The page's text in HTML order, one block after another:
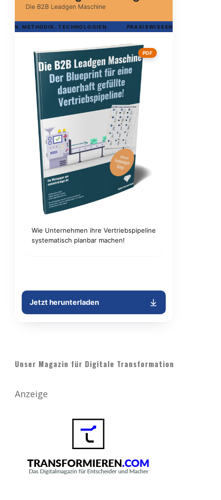
Unser Magazin für Digitale Transformation
Anzeige